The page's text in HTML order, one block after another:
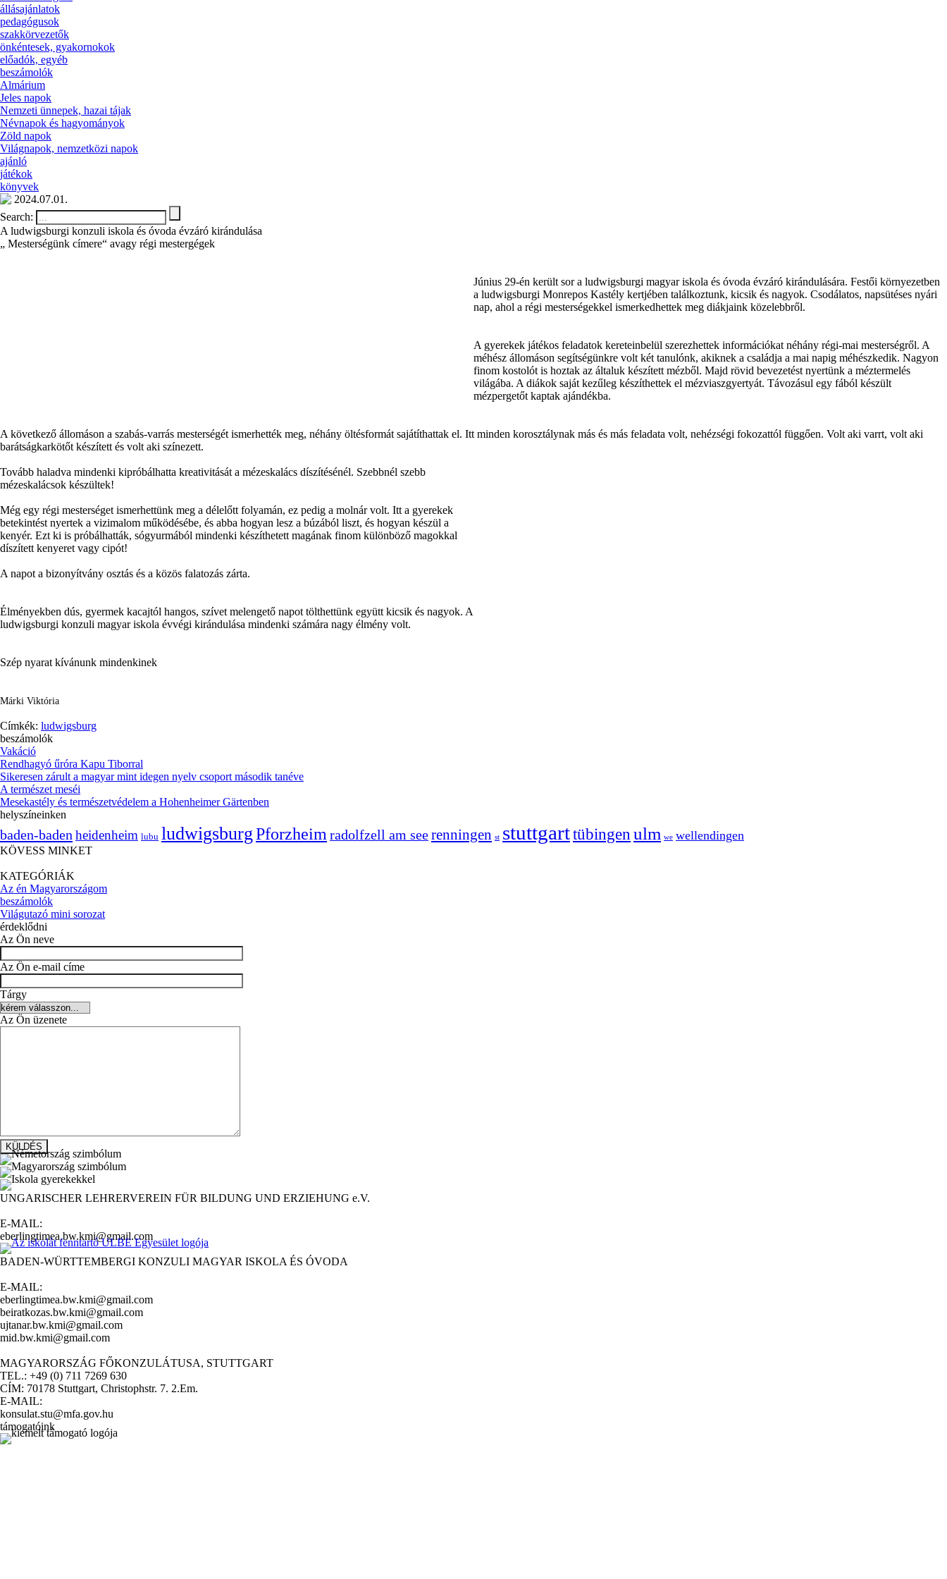
állásajánlatok
pedagógusok
szakkörvezetők
önkéntesek, gyakornokok
előadók, egyéb
beszámolók
Almárium
Jeles napok
Nemzeti ünnepek, hazai tájak
Névnapok és hagyományok
Zöld napok
Világnapok, nemzetközi napok
ajánló
játékok
könyvek
2024.07.01.
Search:
A ludwigsburgi konzuli iskola és óvoda évzáró kirándulása
„ Mesterségünk címere“ avagy régi mestergégek
Június 29-én került sor a ludwigsburgi magyar iskola és óvoda évzáró kirándulására. Festői környezetben
a ludwigsburgi Monrepos Kastély kertjében találkoztunk, kicsik és nagyok. Csodálatos, napsütéses nyári
nap, ahol a régi mesterségekkel ismerkedhettek meg diákjaink közelebbről.
A gyerekek játékos feladatok kereteinbelül szerezhettek információkat néhány régi-mai mesterségről. A
méhész állomáson segítségünkre volt két tanulónk, akiknek a családja a mai napig méhészkedik. Nagyon
finom kostolót is hoztak az általuk készített mézből. Majd rövid bevezetést nyertünk a méztermelés
világába. A diákok saját kezűleg készíthettek el mézviaszgyertyát. Távozásul egy fából készült
mézpergetőt kaptak ajándékba.
A következő állomáson a szabás-varrás mesterségét ismerhették meg, néhány öltésformát sajátíthattak el. Itt minden korosztálynak más és más feladata volt, nehézségi fokozattól függően. Volt aki varrt, volt aki
barátságkarkötőt készített és volt aki színezett.
Tovább haladva mindenki kipróbálhatta kreativitását a mézeskalács díszítésénél. Szebbnél szebb
mézeskalácsok készültek!
Még egy régi mesterséget ismerhettünk meg a délelőtt folyamán, ez pedig a molnár volt. Itt a gyerekek
betekintést nyertek a vizimalom működésébe, és abba hogyan lesz a búzából liszt, és hogyan készül a
kenyér. Ezt ki is próbálhatták, sógyurmából mindenki készíthetett magának finom különböző magokkal
díszített kenyeret vagy cipót!
A napot a bizonyítvány osztás és a közös falatozás zárta.
Élményekben dús, gyermek kacajtól hangos, szívet melengető napot tölthettünk együtt kicsik és nagyok. A
ludwigsburgi konzuli magyar iskola évvégi kirándulása mindenki számára nagy élmény volt.
Szép nyarat kívánunk mindenkinek
Márki Viktória
Címkék: ludwigsburg
beszámolók
Vakáció
Rendhagyó űróra Kapu Tiborral
Sikeresen zárult a magyar mint idegen nyelv csoport második tanéve
A természet meséi
Mesekastély és természetvédelem a Hohenheimer Gärtenben
helyszíneinken
baden-baden heidenheim lubu ludwigsburgPforzheim radolfzell am seerenningen st stuttgarttübingen ulm we wellendingen
KÖVESS MINKET
KATEGÓRIÁK
Az én Magyarországom
beszámolók
Világutazó mini sorozat
érdeklődni
Az Ön neve
Az Ön e-mail címe
Tárgy
Az Ön üzenete
UNGARISCHER LEHRERVEREIN FÜR BILDUNG UND ERZIEHUNG e.V.
E-MAIL:
eberlingtimea.bw.kmi@gmail.com
BADEN-WÜRTTEMBERGI KONZULI MAGYAR ISKOLA ÉS ÓVODA
E-MAIL:
eberlingtimea.bw.kmi@gmail.com
beiratkozas.bw.kmi@gmail.com
ujtanar.bw.kmi@gmail.com
mid.bw.kmi@gmail.com
MAGYARORSZÁG FŐKONZULÁTUSA, STUTTGART
TEL.: +49 (0) 711 7269 630
CÍM: 70178 Stuttgart, Christophstr. 7. 2.Em.
E-MAIL:
konsulat.stu@mfa.gov.hu
támogatóink